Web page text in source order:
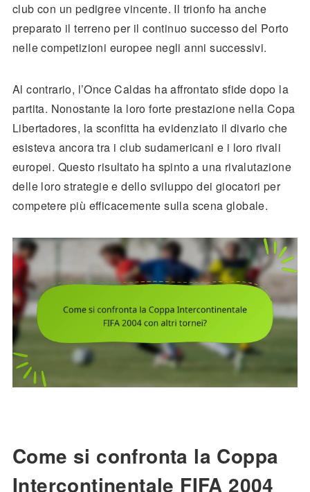
club con un pedigree vincente. Il trionfo ha anche
preparato il terreno per il continuo successo del Porto
nelle competizioni europee negli anni successivi.
Al contrario, l’Once Caldas ha affrontato sfide dopo la
partita. Nonostante la loro forte prestazione nella Copa
Libertadores, la sconfitta ha evidenziato il divario che
esisteva ancora tra i club sudamericani e i loro rivali
europei. Questo risultato ha spinto a una rivalutazione
delle loro strategie e dello sviluppo dei giocatori per
competere più efficacemente sulla scena globale.
Come si confronta la Coppa
Intercontinentale FIFA 2004